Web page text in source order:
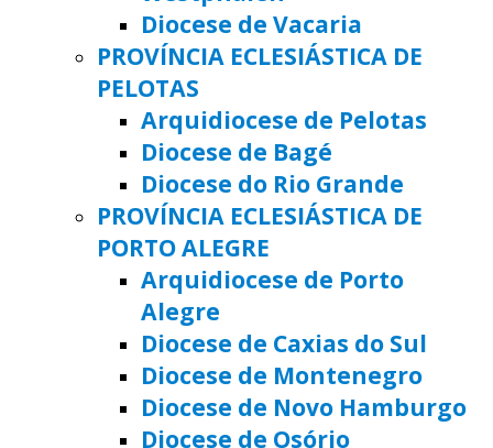
Diocese de Vacaria
PROVÍNCIA ECLESIÁSTICA DE
PELOTAS
Arquidiocese de Pelotas
Diocese de Bagé
Diocese do Rio Grande
PROVÍNCIA ECLESIÁSTICA DE
PORTO ALEGRE
Arquidiocese de Porto
Alegre
Diocese de Caxias do Sul
Diocese de Montenegro
Diocese de Novo Hamburgo
Diocese de Osório